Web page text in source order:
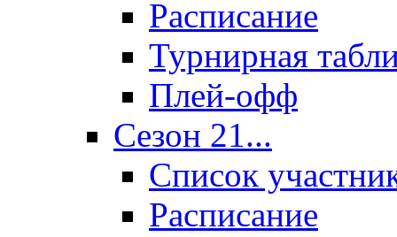
Расписание
Турнирная
Плей-офф
Сезон 21...
Список
Расписание